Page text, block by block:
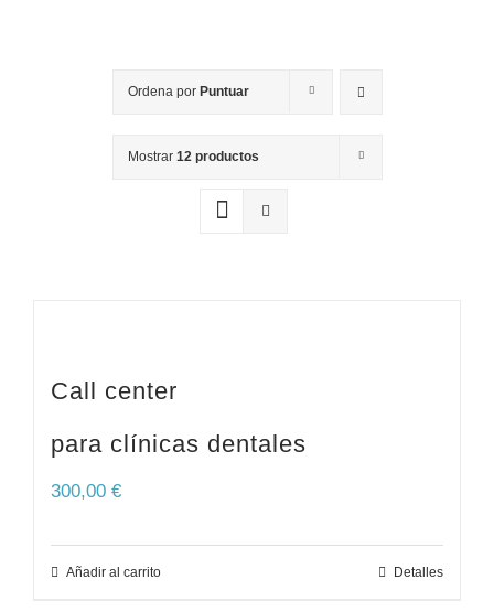
Ordena por Puntuar
Mostrar 12 productos
Call center
para clínicas dentales
300,00 €
Añadir al carrito Detalles